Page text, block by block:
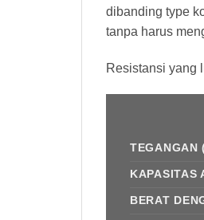
dibanding type
tanpa harus
Resistansi yang
TEGANGAN
KAPASITAS
BERAT